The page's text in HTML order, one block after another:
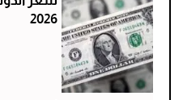
2026